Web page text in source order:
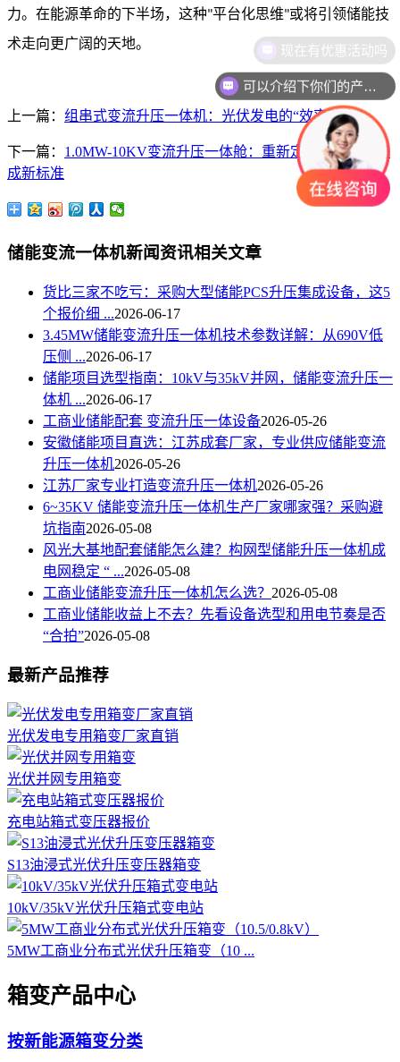
力。在能源革命的下半场，这种"平台化思维"或将引领储能技
术走向更广阔的天地。
上一篇： 组串式变流升压一体机：光伏发电的“效率革命”
下一篇： 1.0MW-10KV变流升压一体舱：重新定义储能系统集
成新标准
储能变流一体机新闻资讯相关文章
货比三家不吃亏：采购大型储能PCS升压集成设备，这5
个报价细 ...2026-06-17
3.45MW储能变流升压一体机技术参数详解：从690V低
压侧 ...2026-06-17
储能项目选型指南：10kV与35kV并网，储能变流升压一
体机 ...2026-06-17
工商业储能配套 变流升压一体设备2026-05-26
安徽储能项目直选：江苏成套厂家，专业供应储能变流
升压一体机2026-05-26
江苏厂家专业打造变流升压一体机2026-05-26
6~35KV 储能变流升压一体机生产厂家哪家强？采购避
坑指南2026-05-08
风光大基地配套储能怎么建？构网型储能升压一体机成
电网稳定 “ ...2026-05-08
工商业储能变流升压一体机怎么选？ 2026-05-08
工商业储能收益上不去？先看设备选型和用电节奏是否
“合拍”2026-05-08
最新产品推荐
光伏发电专用箱变厂家直销
光伏并网专用箱变
充电站箱式变压器报价
S13油浸式光伏升压变压器箱变
10kV/35kV光伏升压箱式变电站
5MW工商业分布式光伏升压箱变（10 ...
箱变产品中心
按新能源箱变分类